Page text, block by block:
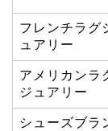
フレンチラグ
ュアリー
アメリカンラ
ジュアリー
シューズブラ